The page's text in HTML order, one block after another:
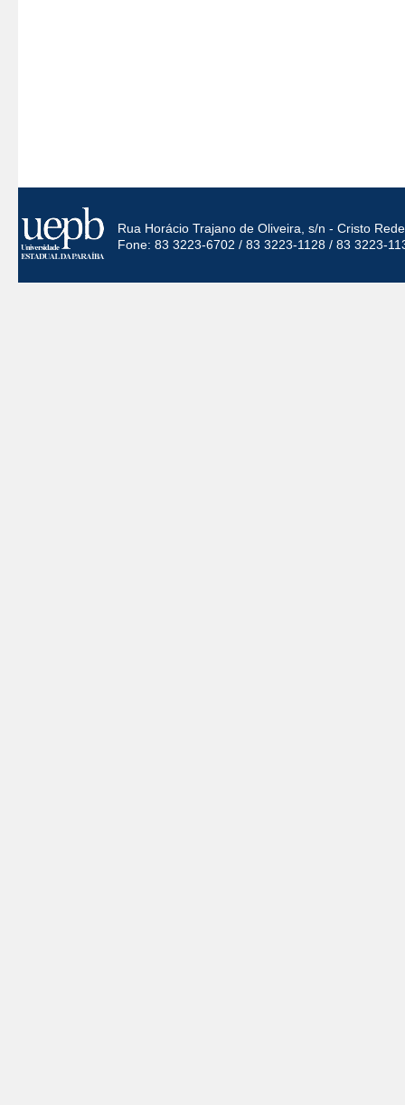
Rua Horácio Trajano de Oliveira, s/n - Cristo
Fone: 83 3223-6702 / 83 3223-1128 / 83 3223-